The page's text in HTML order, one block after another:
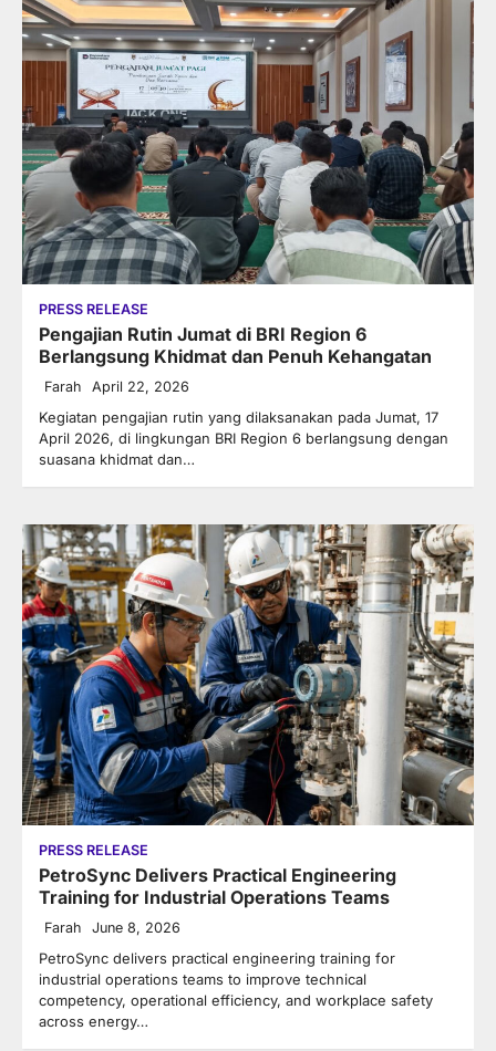
PRESS RELEASE
Pengajian Rutin Jumat di BRI Region 6
Berlangsung Khidmat dan Penuh Kehangatan
Farah April 22, 2026
Kegiatan pengajian rutin yang dilaksanakan pada Jumat, 17
April 2026, di lingkungan BRI Region 6 berlangsung dengan
suasana khidmat dan…
PRESS RELEASE
PetroSync Delivers Practical Engineering
Training for Industrial Operations Teams
Farah June 8, 2026
PetroSync delivers practical engineering training for
industrial operations teams to improve technical
competency, operational efficiency, and workplace safety
across energy…